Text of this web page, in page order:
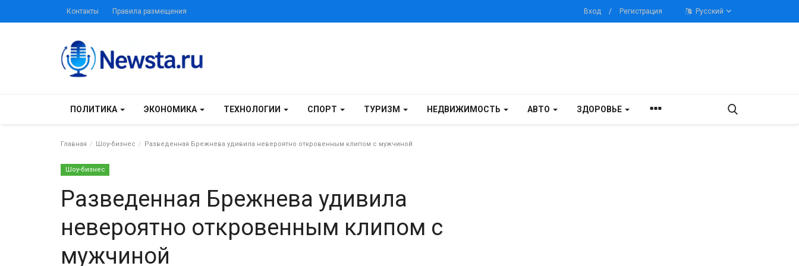
Контакты Правила размещения Вход / Регистрация Русский
ПОЛИТИКА ЭКОНОМИКА ТЕХНОЛОГИИ СПОРТ ТУРИЗМ НЕДВИЖИМОСТЬ АВТО ЗДОРОВЬЕ
Главная Шоу-бизнес Разведенная Брежнева удивила невероятно откровенным клипом с мужчиной
Шоу-бизнес
Разведенная Брежнева удивила
невероятно откровенным клипом с
мужчиной